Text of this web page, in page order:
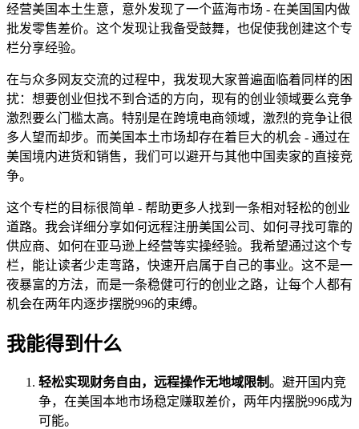
经营美国本土生意，意外发现了一个蓝海市场 - 在美国国内做
批发零售差价。这个发现让我备受鼓舞，也促使我创建这个专
栏分享经验。
在与众多网友交流的过程中，我发现大家普遍面临着同样的困
扰：想要创业但找不到合适的方向，现有的创业领域要么竞争
激烈要么门槛太高。特别是在跨境电商领域，激烈的竞争让很
多人望而却步。而美国本土市场却存在着巨大的机会 - 通过在
美国境内进货和销售，我们可以避开与其他中国卖家的直接竞
争。
这个专栏的目标很简单 - 帮助更多人找到一条相对轻松的创业
道路。我会详细分享如何远程注册美国公司、如何寻找可靠的
供应商、如何在亚马逊上经营等实操经验。我希望通过这个专
栏，能让读者少走弯路，快速开启属于自己的事业。这不是一
夜暴富的方法，而是一条稳健可行的创业之路，让每个人都有
机会在两年内逐步摆脱996的束缚。
我能得到什么
轻松实现财务自由，远程操作无地域限制。避开国内竞
争，在美国本地市场稳定赚取差价，两年内摆脱996成为
可能。